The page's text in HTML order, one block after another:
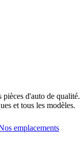
d'auto de qualité.
et tous les modèles.
emplacements